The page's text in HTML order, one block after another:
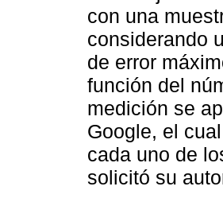
con una
considerando
de error
función del
medición se
Google, el
cada uno de
solicitó su